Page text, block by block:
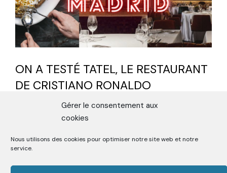
Gérer le consentement aux
cookies
Nous utilisons des cookies pour optimiser notre site web et notre
service.
ON A TESTÉ TATEL, LE RESTAURANT
DE CRISTIANO RONALDO
RESTAURANTS